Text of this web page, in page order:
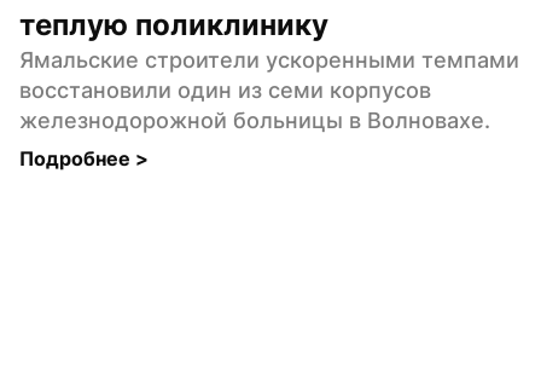
теплую поликлинику
Ямальские строители ускоренными темпами
восстановили один из семи корпусов
железнодорожной больницы в Волновахе.
Подробнее >